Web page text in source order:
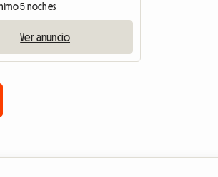
5 noches
Ver anuncio